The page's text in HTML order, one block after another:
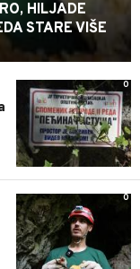
HILJADE
STARE VIŠE
0
0